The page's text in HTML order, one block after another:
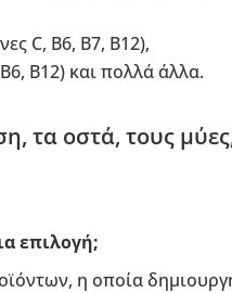
C, B6, B7, B12),
B12) και πολλά άλλα.
τα οστά, τους
επιλογή;
η οποία